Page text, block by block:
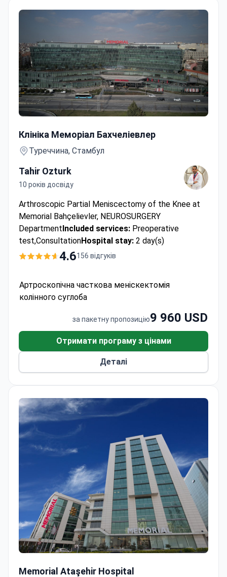
Клініка Меморіал Бахчеліевлер
Туреччина, Стамбул
Tahir Ozturk
10 років досвіду
Arthroscopic Partial Meniscectomy of the Knee at
Memorial Bahçelievler, NEUROSURGERY
DepartmentIncluded services: Preoperative
test,ConsultationHospital stay: 2 day(s)
4.6156 відгуків
Артроскопічна часткова меніскектомія
колінного суглоба
за пакетну пропозицію9 960 USD
Отримати програму з цінами
Деталі
Memorial Ataşehir Hospital